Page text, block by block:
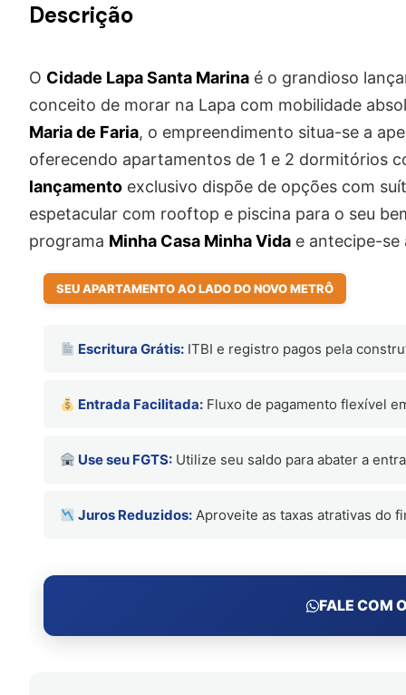
Descrição
O Cidade Lapa Santa Marina é o grandioso
conceito de morar na Lapa com mobilidade
Maria de Faria, o empreendimento situa-se a
oferecendo apartamentos de 1 e 2 dormitórios
lançamento exclusivo dispõe de opções com
espetacular com rooftop e piscina para o seu
programa Minha Casa Minha Vida e antecipe-se
SEU APARTAMENTO AO LADO DO NOVO METRÔ
Escritura Grátis: ITBI e registro pagos pela
Entrada Facilitada: Fluxo de pagamento flexível
Use seu FGTS: Utilize seu saldo para abater a
Juros Reduzidos: Aproveite as taxas atrativas do
FALE COM